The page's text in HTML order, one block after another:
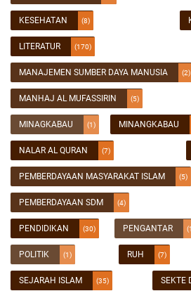
KESEHATAN (8)
LITERATUR (170)
MANAJEMEN SUMBER DAYA MANUSIA (2)
MANHAJ AL MUFASSIRIN (5)
MINAGKABAU (1) MINANGKABAU
NALAR AL QURAN (7)
PEMBERDAYAAN MASYARAKAT ISLAM (5)
PEMBERDAYAAN SDM (4)
PENDIDIKAN (30) PENGANTAR
POLITIK (1) RUH (7)
SEJARAH ISLAM (35) SEKTE